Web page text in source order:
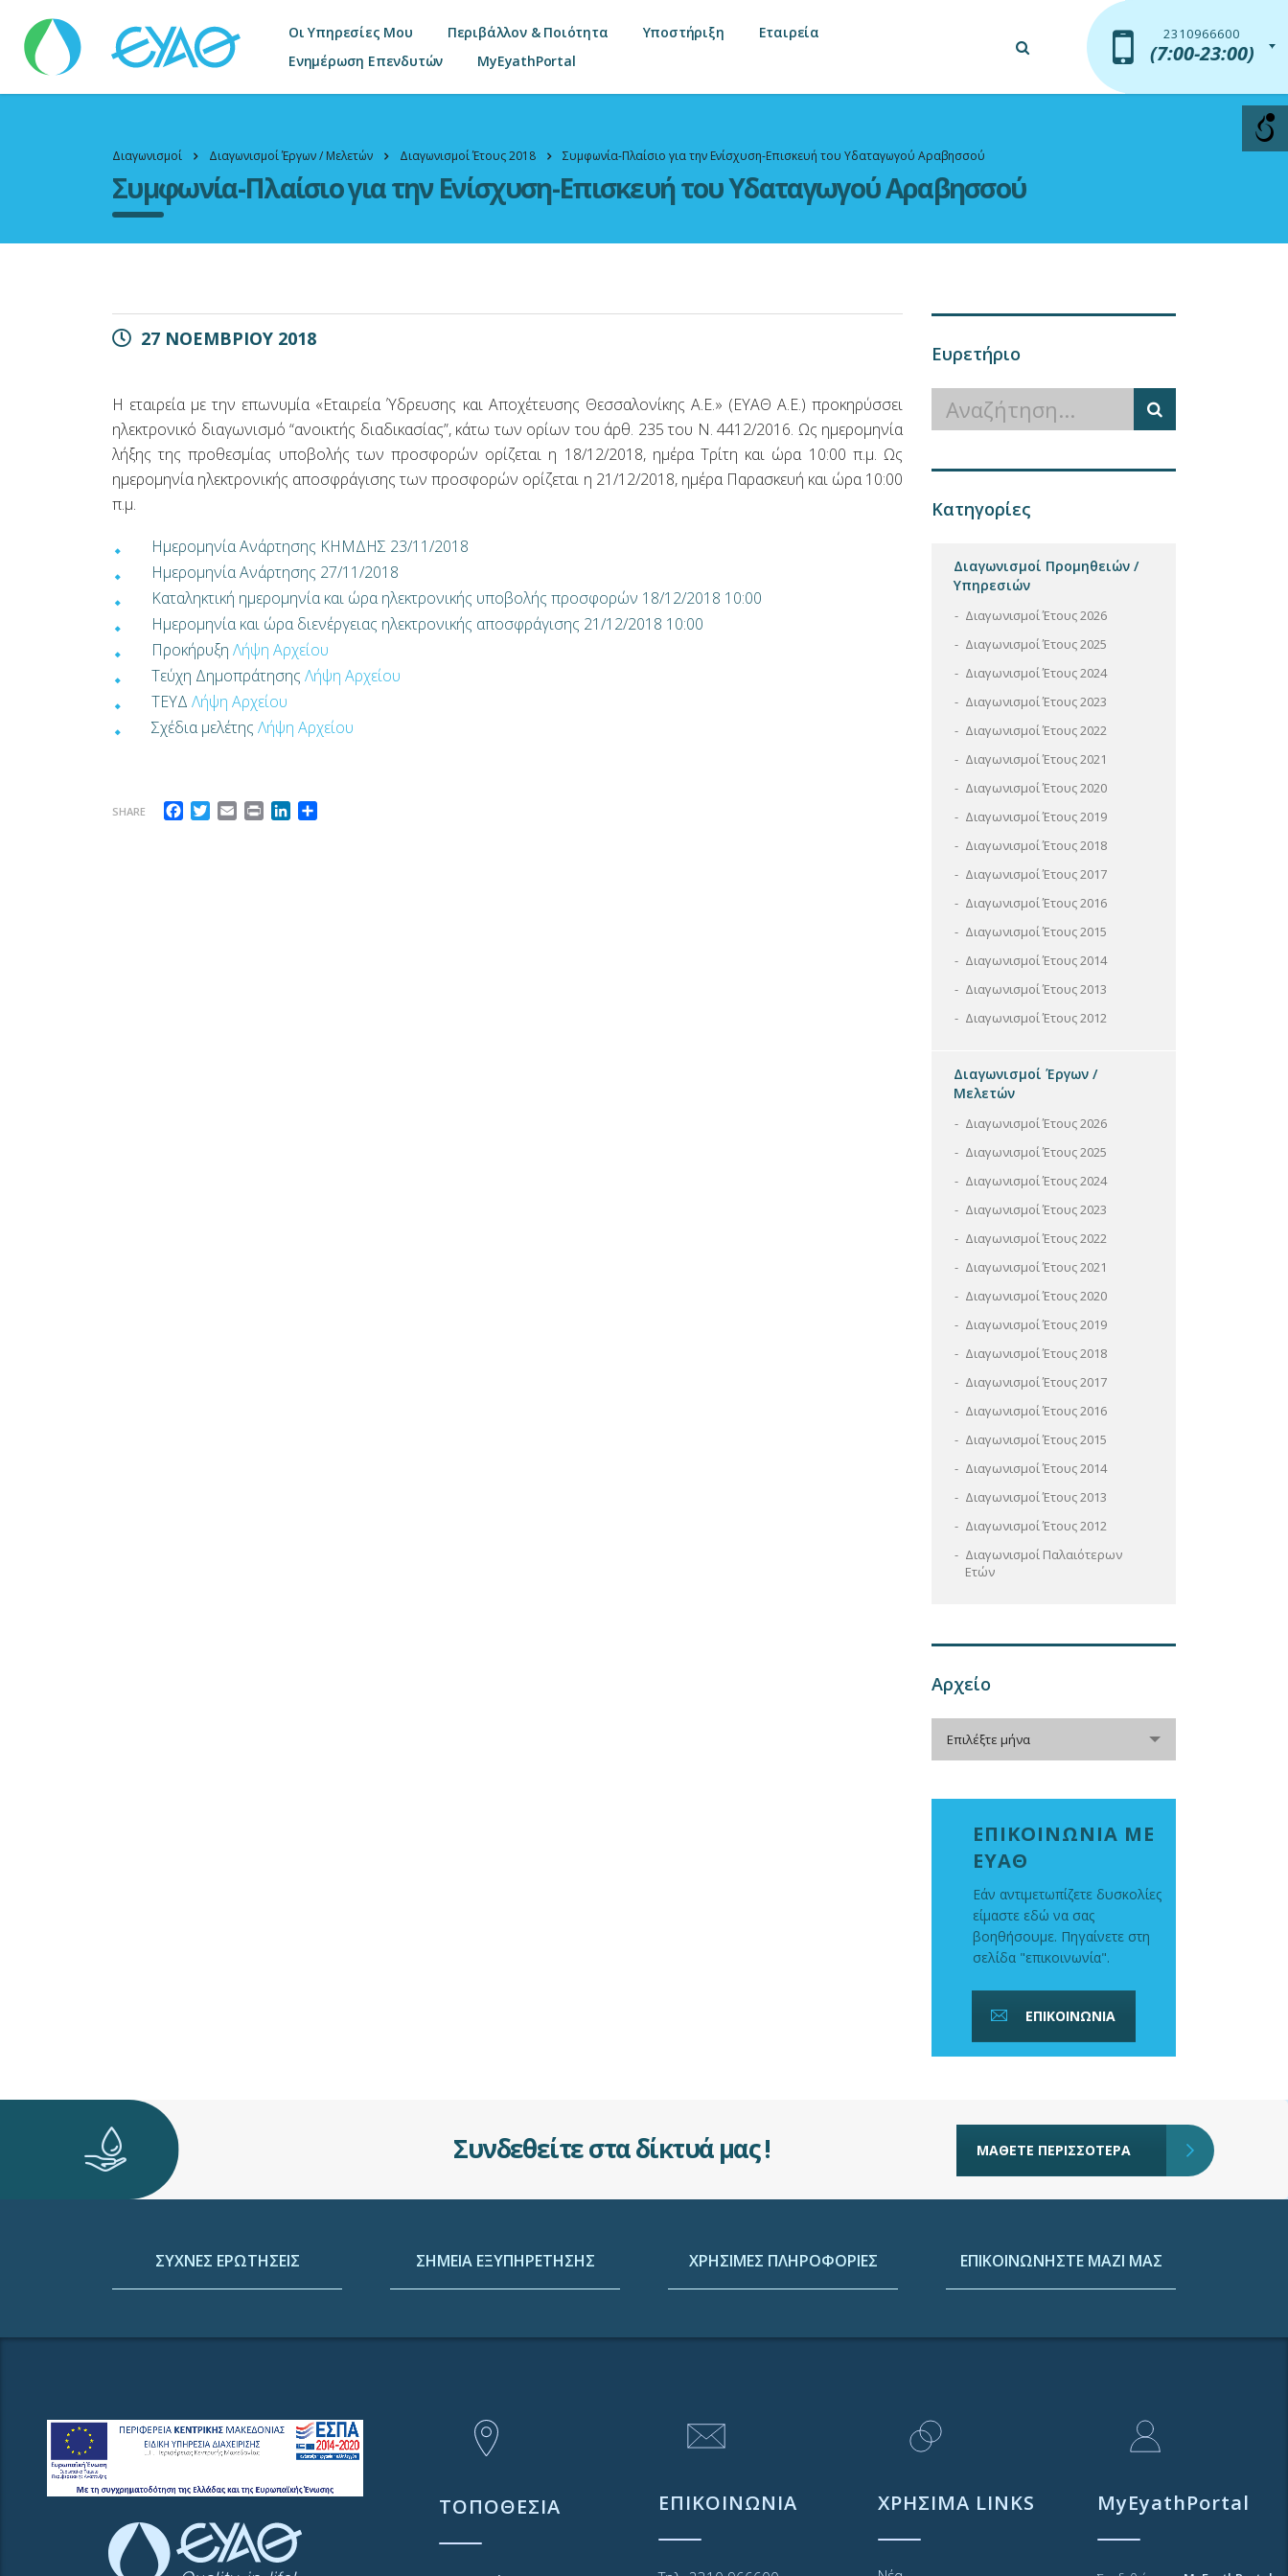
Οι Υπηρεσίες Μου Περιβάλλον & Ποιότητα Υποστήριξη
Εταιρεία
Ενημέρωση Επενδυτών
MyEyathPortal
2310966600
(7:00-23:00)
2310966600
(7:00-23:00)
Διαγωνισμοί Διαγωνισμοί Έργων / Μελετών Διαγωνισμοί Έτους 2018 Συμφωνία-Πλαίσιο για την Ενίσχυση-Επισκευή του Υδαταγωγού Αραβησσού
Συμφωνία-Πλαίσιο για την Ενίσχυση-Επισκευή του Υδαταγωγού Αραβησσού
27 ΝΟΕΜΒΡΙΟΥ 2018
Η εταιρεία με την επωνυμία «Εταιρεία Ύδρευσης και Αποχέτευσης Θεσσαλονίκης Α.Ε.» (ΕΥΑΘ Α.Ε.) προκηρύσσει
ηλεκτρονικό διαγωνισμό “ανοικτής διαδικασίας”, κάτω των ορίων του άρθ. 235 του Ν. 4412/2016. Ως ημερομηνία
λήξης της προθεσμίας υποβολής των προσφορών ορίζεται η 18/12/2018, ημέρα Τρίτη και ώρα 10:00 π.μ. Ως
ημερομηνία ηλεκτρονικής αποσφράγισης των προσφορών ορίζεται η 21/12/2018, ημέρα Παρασκευή και ώρα 10:00
π.μ.
Ημερομηνία Ανάρτησης ΚΗΜΔΗΣ 23/11/2018
Ημερομηνία Ανάρτησης 27/11/2018
Καταληκτική ημερομηνία και ώρα ηλεκτρονικής υποβολής προσφορών 18/12/2018 10:00
Ημερομηνία και ώρα διενέργειας ηλεκτρονικής αποσφράγισης 21/12/2018 10:00
Προκήρυξη Λήψη Αρχείου
Τεύχη Δημοπράτησης Λήψη Αρχείου
ΤΕΥΔ Λήψη Αρχείου
Σχέδια μελέτης Λήψη Αρχείου
SHARE Facebook
Twitter
EmailPrintLinkedIn
Ευρετήριο
Κατηγορίες
Διαγωνισμοί Προμηθειών /
Υπηρεσιών
Διαγωνισμοί Έτους 2026
Διαγωνισμοί Έτους 2025
Διαγωνισμοί Έτους 2024
Διαγωνισμοί Έτους 2023
Διαγωνισμοί Έτους 2022
Διαγωνισμοί Έτους 2021
Διαγωνισμοί Έτους 2020
Διαγωνισμοί Έτους 2019
Διαγωνισμοί Έτους 2018
Διαγωνισμοί Έτους 2017
Διαγωνισμοί Έτους 2016
Διαγωνισμοί Έτους 2015
Διαγωνισμοί Έτους 2014
Διαγωνισμοί Έτους 2013
Διαγωνισμοί Έτους 2012
Διαγωνισμοί Έργων /
Μελετών
Διαγωνισμοί Έτους 2026
Διαγωνισμοί Έτους 2025
Διαγωνισμοί Έτους 2024
Διαγωνισμοί Έτους 2023
Διαγωνισμοί Έτους 2022
Διαγωνισμοί Έτους 2021
Διαγωνισμοί Έτους 2020
Διαγωνισμοί Έτους 2019
Διαγωνισμοί Έτους 2018
Διαγωνισμοί Έτους 2017
Διαγωνισμοί Έτους 2016
Διαγωνισμοί Έτους 2015
Διαγωνισμοί Έτους 2014
Διαγωνισμοί Έτους 2013
Διαγωνισμοί Έτους 2012
Διαγωνισμοί Παλαιότερων
Ετών
Αρχείο
Επιλέξτε μήνα
ΕΠΙΚΟΙΝΩΝΙΑ ΜΕ
ΕΥΑΘ
Εάν αντιμετωπίζετε δυσκολίες
είμαστε εδώ να σας
βοηθήσουμε. Πηγαίνετε στη
σελίδα "επικοινωνία".
ΕΠΙΚΟΙΝΩΝΙΑ
Συνδεθείτε στα δίκτυά μας ! ΜΑΘΕΤΕ ΠΕΡΙΣΣΟΤΕΡΑ
ΣΥΧΝΕΣ ΕΡΩΤΗΣΕΙΣ ΣΗΜΕΙΑ ΕΞΥΠΗΡΕΤΗΣΗΣ ΧΡΗΣΙΜΕΣ ΠΛΗΡΟΦΟΡΙΕΣ ΕΠΙΚΟΙΝΩΝΗΣΤΕ ΜΑΖΙ ΜΑΣ
ΤΟΠΟΘΕΣΙΑ ΕΠΙΚΟΙΝΩΝΙΑ ΧΡΗΣΙΜΑ LINKS MyEyathPortal